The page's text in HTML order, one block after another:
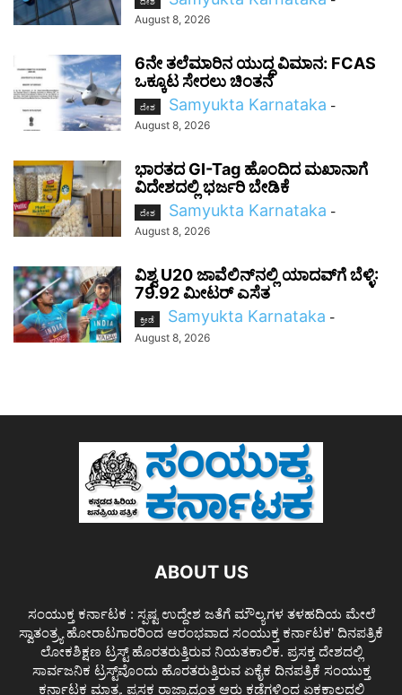
August 8, 2026
6ನೇ ತಲೆಮಾರಿನ ಯುದ್ಧ ವಿಮಾನ: FCAS
ಒಕ್ಕೂಟ ಸೇರಲು ಚಿಂತನೆ
ದೇಶ Samyukta Karnataka -
August 8, 2026
ಭಾರತದ GI-Tag ಹೊಂದಿದ ಮಖಾನಾಗೆ
ವಿದೇಶದಲ್ಲಿ ಭರ್ಜರಿ ಬೇಡಿಕೆ
ದೇಶ Samyukta Karnataka -
August 8, 2026
ವಿಶ್ವ U20 ಜಾವೆಲಿನ್‌ನಲ್ಲಿ ಯಾದವ್‌ಗೆ ಬೆಳ್ಳಿ:
79.92 ಮೀಟರ್ ಎಸೆತ
ಕ್ರೀಡೆ Samyukta Karnataka -
August 8, 2026
ABOUT US
ಸಂಯುಕ್ತ ಕರ್ನಾಟಕ : ಸ್ಪಷ್ಟ ಉದ್ದೇಶ ಜತೆಗೆ ಮೌಲ್ಯಗಳ ತಳಹದಿಯ ಮೇಲೆ
ಸ್ವಾತಂತ್ರ್ಯ ಹೋರಾಟಗಾರರಿಂದ ಆರಂಭವಾದ ಸಂಯುಕ್ತ ಕರ್ನಾಟಕ' ದಿನಪತ್ರಿಕೆ
ಲೋಕಶಿಕ್ಷಣ ಟ್ರಸ್ಟ್ ಹೊರತರುತ್ತಿರುವ ನಿಯತಕಾಲಿಕ. ಪ್ರಸಕ್ತ ದೇಶದಲ್ಲಿ
ಸಾರ್ವಜನಿಕ ಟ್ರಸ್ಟ್‌ವೊಂದು ಹೊರತರುತ್ತಿರುವ ಏಕೈಕ ದಿನಪತ್ರಿಕೆ ಸಂಯುಕ್ತ
ಕರ್ನಾಟಕ ಮಾತ್ರ. ಪ್ರಸಕ್ತ ರಾಜ್ಯಾದ್ಯಂತ ಆರು ಕಡೆಗಳಿಂದ ಏಕಕಾಲದಲ್ಲಿ